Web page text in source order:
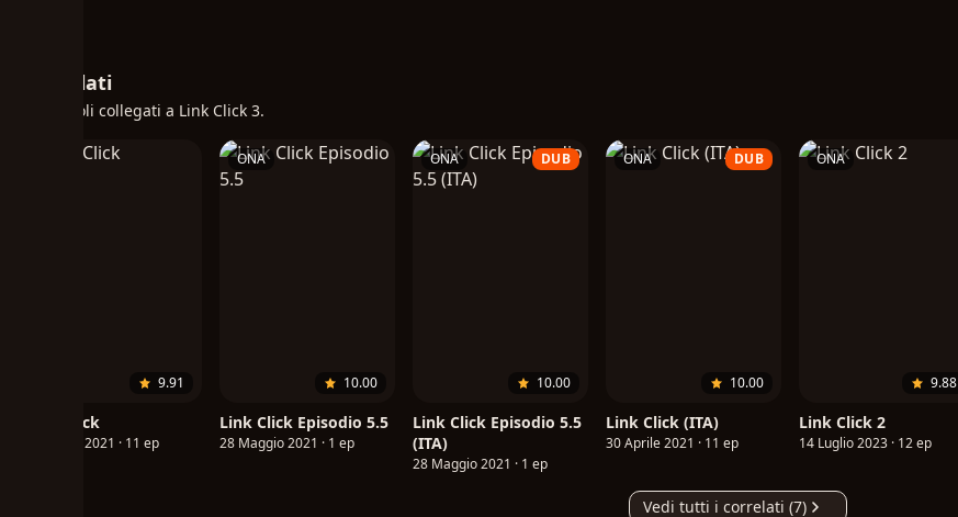
Correlati
Altri titoli collegati a Link Click 3.
9.91
Link Click
30 Aprile 2021 · 11 ep
ONA
10.00
Link Click Episodio 5.5
28 Maggio 2021 · 1 ep
ONA DUB
10.00
Link Click Episodio 5.5
(ITA)
28 Maggio 2021 · 1 ep
ONA DUB
10.00
Link Click (ITA)
30 Aprile 2021 · 11 ep
ONA
9.88
Link Click 2
14 Luglio 2023 · 12 ep
Vedi tutti i correlati (7)